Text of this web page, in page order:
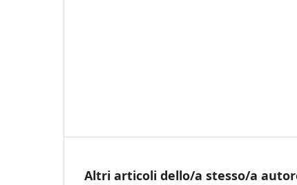
Altri articoli dello/a stesso/a